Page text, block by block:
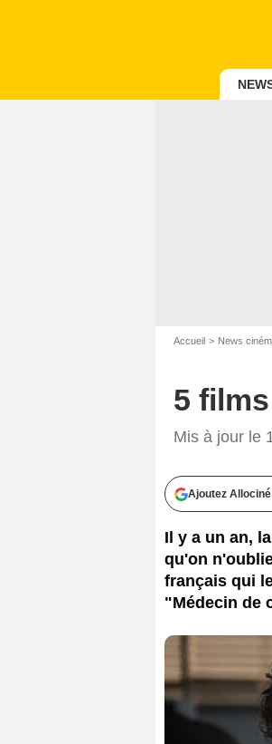
Accueil News
5
Mis à jour le
Ajoutez
Il y a un an,
qu'on
français qui
"Médecin de